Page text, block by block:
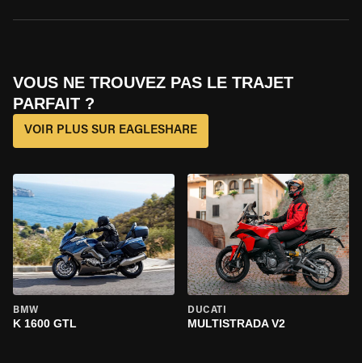
VOUS NE TROUVEZ PAS LE TRAJET
PARFAIT ?
VOIR PLUS SUR EAGLESHARE
BMW
K 1600 GTL
DUCATI
MULTISTRADA V2